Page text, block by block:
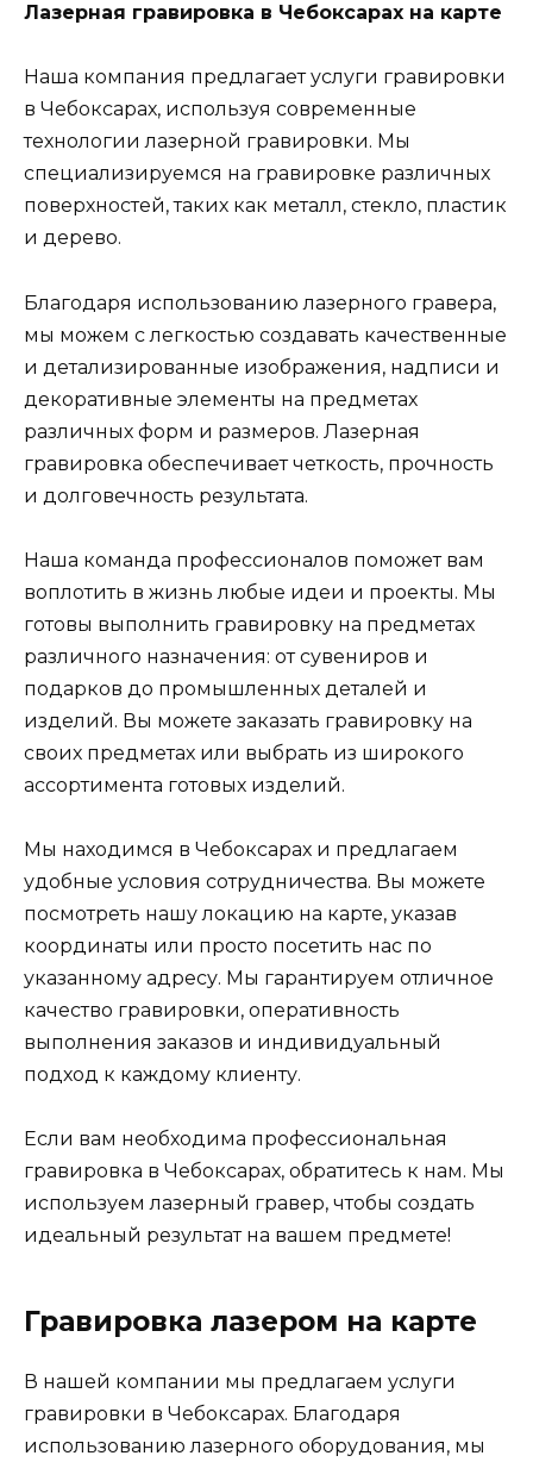
Лазерная гравировка в Чебоксарах на карте
Наша компания предлагает услуги гравировки
в Чебоксарах, используя современные
технологии лазерной гравировки. Мы
специализируемся на гравировке различных
поверхностей, таких как металл, стекло, пластик
и дерево.
Благодаря использованию лазерного гравера,
мы можем с легкостью создавать качественные
и детализированные изображения, надписи и
декоративные элементы на предметах
различных форм и размеров. Лазерная
гравировка обеспечивает четкость, прочность
и долговечность результата.
Наша команда профессионалов поможет вам
воплотить в жизнь любые идеи и проекты. Мы
готовы выполнить гравировку на предметах
различного назначения: от сувениров и
подарков до промышленных деталей и
изделий. Вы можете заказать гравировку на
своих предметах или выбрать из широкого
ассортимента готовых изделий.
Мы находимся в Чебоксарах и предлагаем
удобные условия сотрудничества. Вы можете
посмотреть нашу локацию на карте, указав
координаты или просто посетить нас по
указанному адресу. Мы гарантируем отличное
качество гравировки, оперативность
выполнения заказов и индивидуальный
подход к каждому клиенту.
Если вам необходима профессиональная
гравировка в Чебоксарах, обратитесь к нам. Мы
используем лазерный гравер, чтобы создать
идеальный результат на вашем предмете!
Гравировка лазером на карте
В нашей компании мы предлагаем услуги
гравировки в Чебоксарах. Благодаря
использованию лазерного оборудования, мы